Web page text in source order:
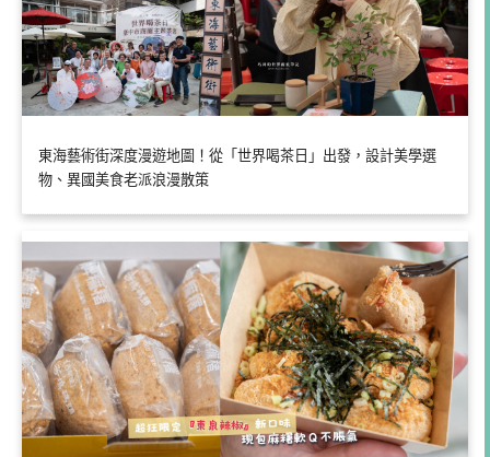
東海藝術街深度漫遊地圖！從「世界喝茶日」出發，設計美學選
物、異國美食老派浪漫散策